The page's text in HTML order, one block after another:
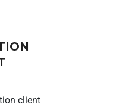
client